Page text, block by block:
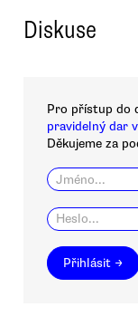
Diskuse
Pro přístup do
pravidelný dar
Děkujeme za
Přihlásit →